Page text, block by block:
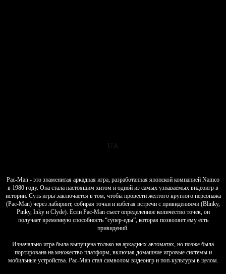
UA
Pac-Man - это знаменитая аркадная игра, разработанная японской компанией Namco
в 1980 году. Она стала настоящим хитом и одной из самых узнаваемых видеоигр в
истории. Суть игры заключается в том, чтобы провести желтого круглого персонажа
(Pac-Man) через лабиринт, собирая точки и избегая встречи с привидениями (Blinky,
Pinky, Inky и Clyde). Если Pac-Man съест определенное количество точек, он
получает временную способность “супер-еды”, которая позволяет ему есть
привидений.
Изначально игра была выпущена только на аркадных автоматах, но позже была
портирована на множество платформ, включая домашние игровые системы и
мобильные устройства. Pac-Man стал символом видеоигр и поп-культуры в целом.